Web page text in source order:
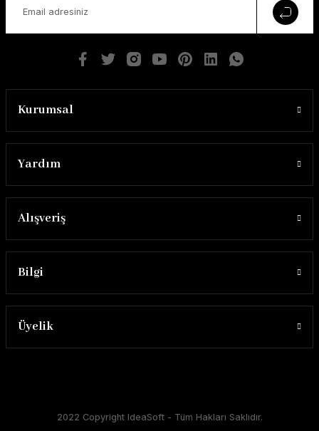
Kurumsal
Yardım
Alışveriş
Bilgi
Üyelik
2022 Copyright IdeaSoft - Tüm Hakları Saklıdır.